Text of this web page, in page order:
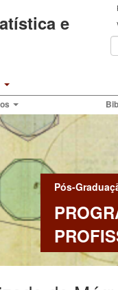
e
Pós-